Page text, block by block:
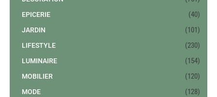
EPICERIE (40)
JARDIN (101)
LIFESTYLE (230)
LUMINAIRE (154)
MOBILIER (120)
MODE (128)